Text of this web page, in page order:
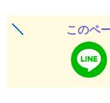
このペ